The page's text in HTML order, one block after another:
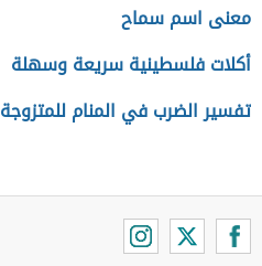
معنى اسم سماح
أكلات فلسطينية سريعة وسهلة
تفسير الضرب في المنام للمتزوجة